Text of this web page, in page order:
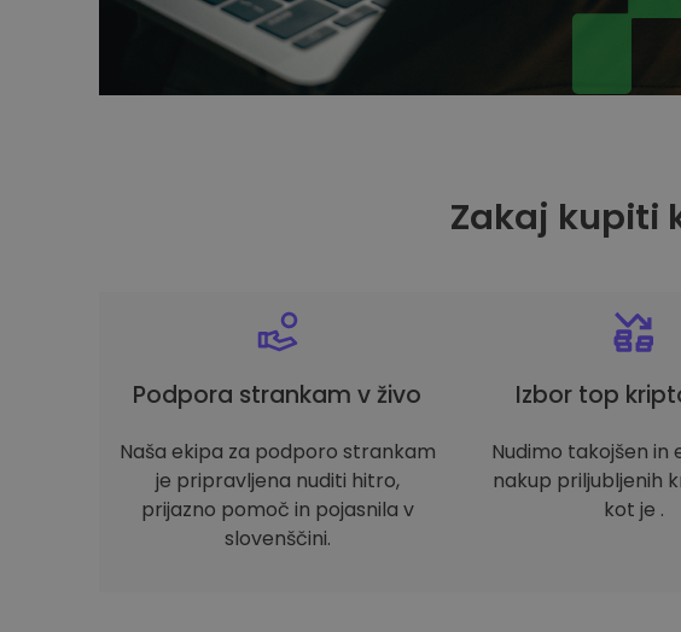
Zakaj kupiti
Podpora strankam v živo
Naša ekipa za podporo strankam
je pripravljena nuditi hitro,
prijazno pomoč in pojasnila v
slovenščini.
Izbor top
Nudimo takojšen in
nakup priljubljenih
kot je .